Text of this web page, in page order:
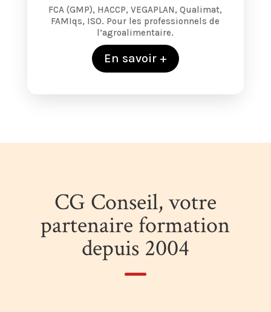
FCA (GMP), HACCP, VEGAPLAN, Qualimat,
FAMIqs, ISO. Pour les professionnels de
l’agroalimentaire.
En savoir +
CG Conseil, votre
partenaire formation
depuis 2004